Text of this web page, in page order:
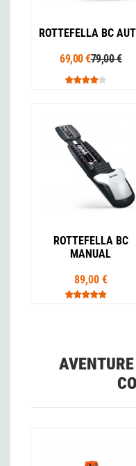
ROTTEFELLA BC
69,00 €79,00 €
ROTTEFELLA BC
MANUAL
89,00 €